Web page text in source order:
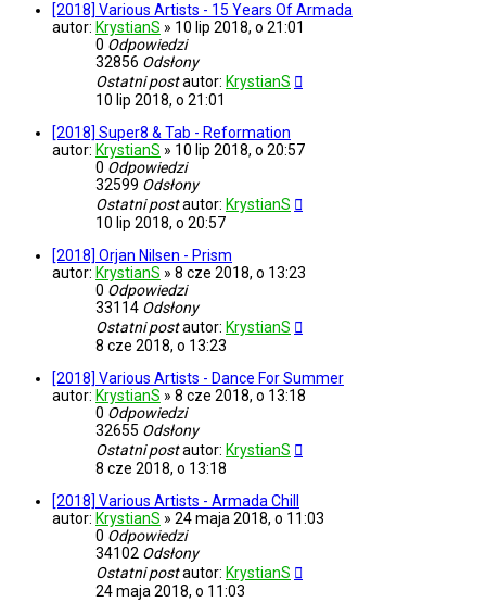
[2018] Various Artists - 15 Years Of Armada
autor: KrystianS » 10 lip 2018, o 21:01
0 Odpowiedzi
32856 Odsłony
Ostatni postautor: KrystianS
10 lip 2018, o 21:01
[2018] Super8 & Tab - Reformation
autor: KrystianS » 10 lip 2018, o 20:57
0 Odpowiedzi
32599 Odsłony
Ostatni postautor: KrystianS
10 lip 2018, o 20:57
[2018] Orjan Nilsen - Prism
autor: KrystianS » 8 cze 2018, o 13:23
0 Odpowiedzi
33114 Odsłony
Ostatni postautor: KrystianS
8 cze 2018, o 13:23
[2018] Various Artists - Dance For Summer
autor: KrystianS » 8 cze 2018, o 13:18
0 Odpowiedzi
32655 Odsłony
Ostatni postautor: KrystianS
8 cze 2018, o 13:18
[2018] Various Artists - Armada Chill
autor: KrystianS » 24 maja 2018, o 11:03
0 Odpowiedzi
34102 Odsłony
Ostatni postautor: KrystianS
24 maja 2018, o 11:03